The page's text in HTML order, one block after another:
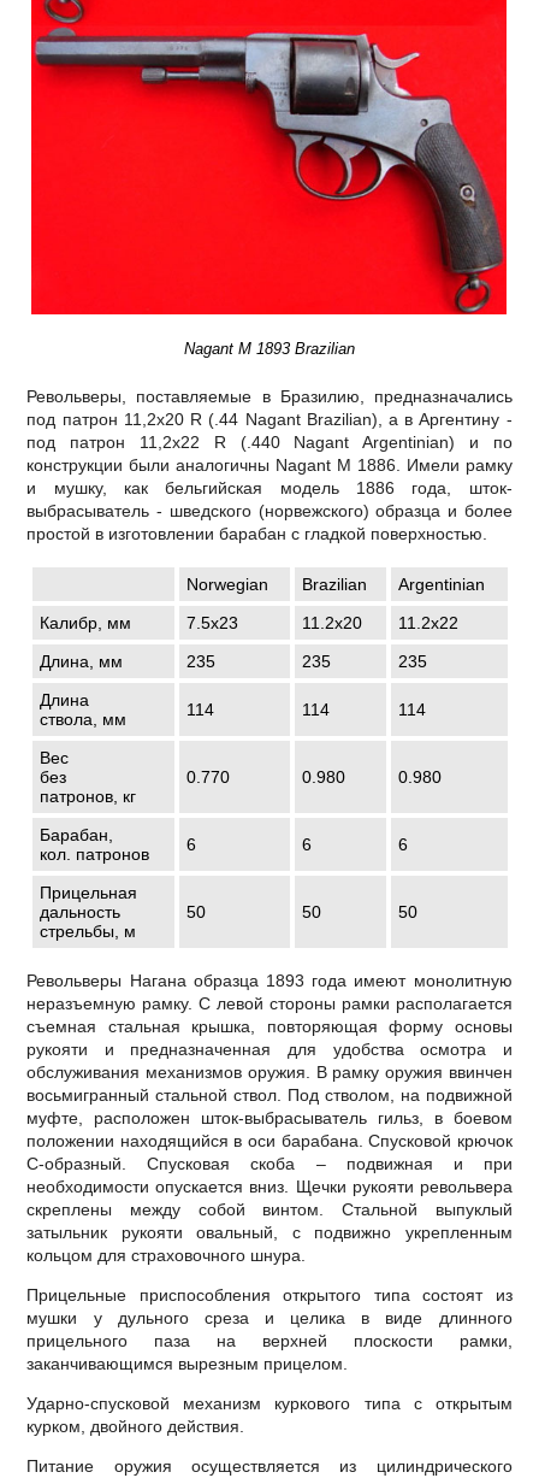
Nagant M 1893 Brazilian
Револьверы, поставляемые в Бразилию, предназначались
под патрон 11,2х20 R (.44 Nagant Brazilian), а в Аргентину -
под патрон 11,2х22 R (.440 Nagant Argentinian) и по
конструкции были аналогичны Nagant M 1886. Имели рамку
и мушку, как бельгийская модель 1886 года, шток-
выбрасыватель - шведского (норвежского) образца и более
простой в изготовлении барабан с гладкой поверхностью.
Norwegian Brazilian
Argentinian
Калибр, мм
7.5х23 11.2х20
11.2х22
Длина, мм
235 235
235
Длина
ствола, мм
114 114 114
Вес
без
патронов, кг
0.770 0.980 0.980
Барабан,
кол. патронов
6 6 6
Прицельная
дальность
стрельбы, м
50 50 50
Револьверы Нагана образца 1893 года имеют монолитную
неразъемную рамку. С левой стороны рамки располагается
съемная стальная крышка, повторяющая форму основы
рукояти и предназначенная для удобства осмотра и
обслуживания механизмов оружия. В рамку оружия ввинчен
восьмигранный стальной ствол. Под стволом, на подвижной
муфте, расположен шток-выбрасыватель гильз, в боевом
положении находящийся в оси барабана. Спусковой крючок
С-образный. Спусковая скоба – подвижная и при
необходимости опускается вниз. Щечки рукояти револьвера
скреплены между собой винтом. Стальной выпуклый
затыльник рукояти овальный, с подвижно укрепленным
кольцом для страховочного шнура.
Прицельные приспособления открытого типа состоят из
мушки у дульного среза и целика в виде длинного
прицельного паза на верхней плоскости рамки,
заканчивающимся вырезным прицелом.
Ударно-спусковой механизм куркового типа с открытым
курком, двойного действия.
Питание оружия осуществляется из цилиндрического